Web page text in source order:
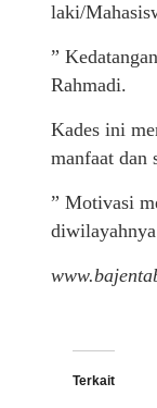
laki/
”
Rahmadi.
Kades ini
manfaat dan
” Motivasi
Terkait